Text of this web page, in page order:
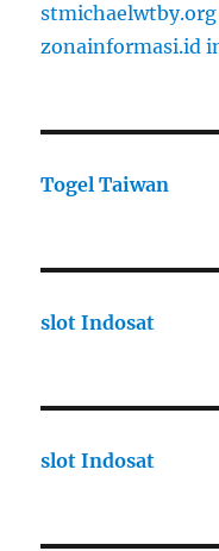
stmichaelwtby.org
zonainformasi.id
Togel Taiwan
slot Indosat
slot Indosat